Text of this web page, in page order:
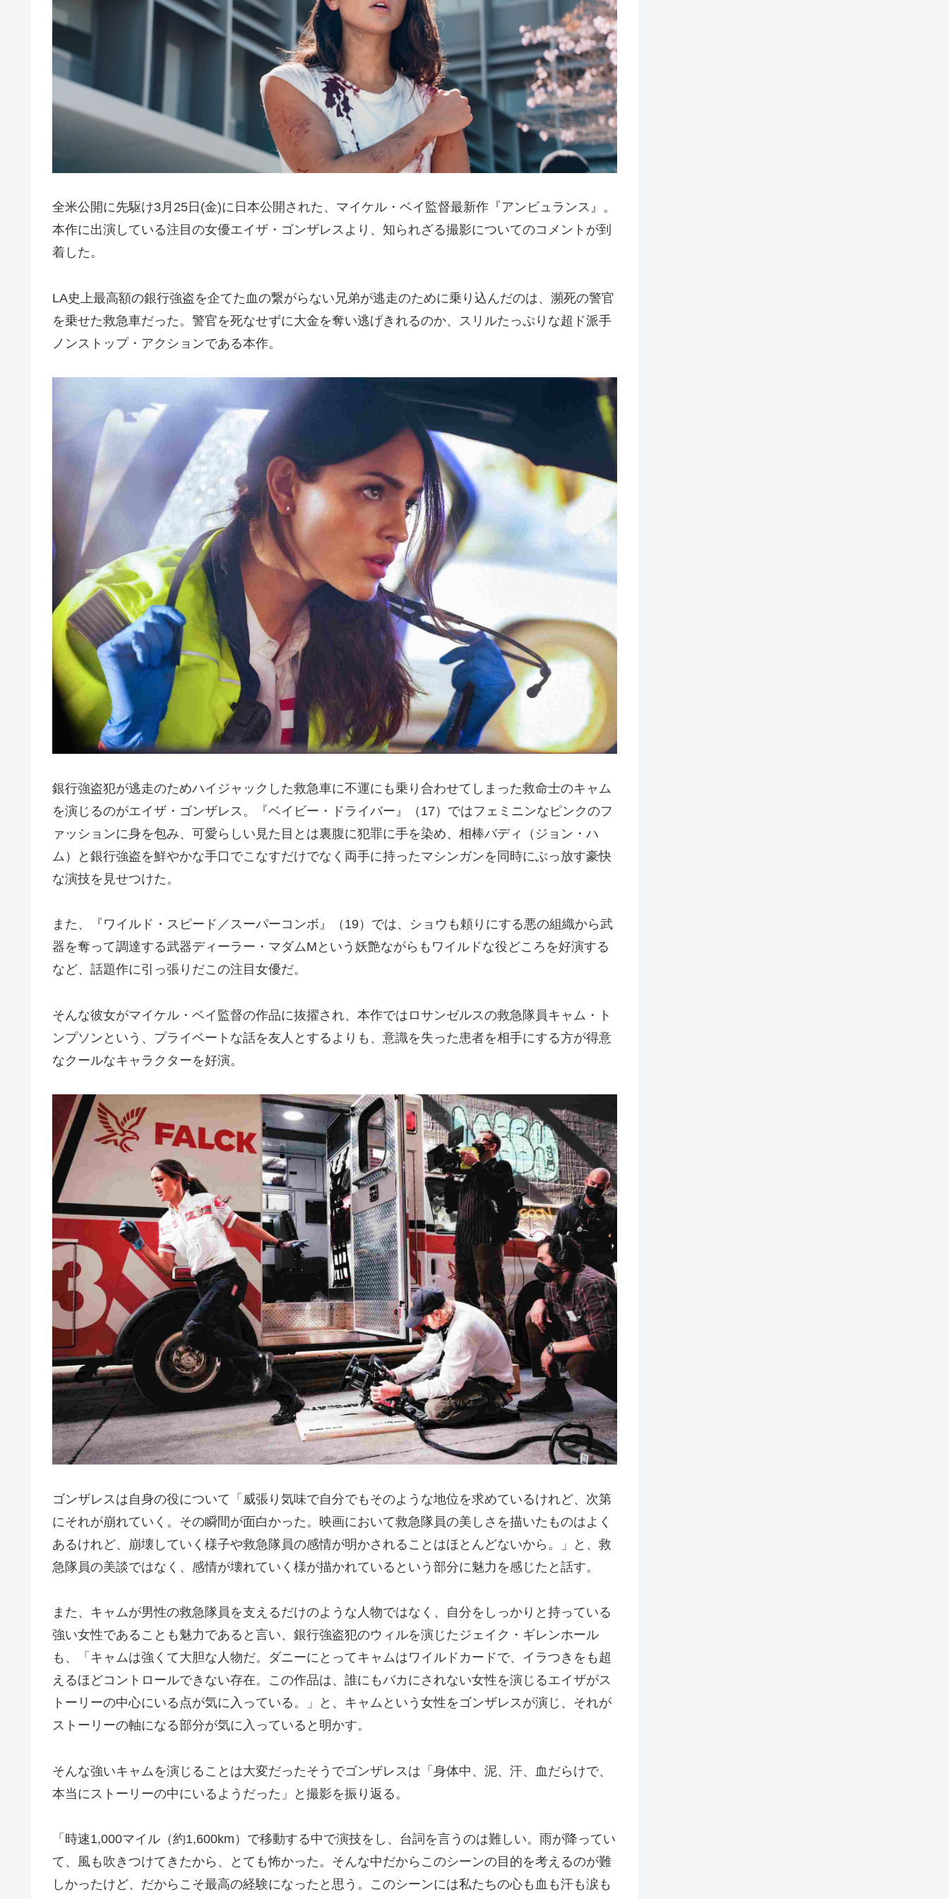
全米公開に先駆け3月25日(金)に日本公開された、マイケル・ベイ監督最新作『アンビュランス』。
本作に出演している注目の女優エイザ・ゴンザレスより、知られざる撮影についてのコメントが到
着した。
LA史上最高額の銀行強盗を企てた血の繋がらない兄弟が逃走のために乗り込んだのは、瀕死の警官
を乗せた救急車だった。警官を死なせずに大金を奪い逃げきれるのか、スリルたっぷりな超ド派手
ノンストップ・アクションである本作。
銀行強盗犯が逃走のためハイジャックした救急車に不運にも乗り合わせてしまった救命士のキャム
を演じるのがエイザ・ゴンザレス。『ベイビー・ドライバー』（17）ではフェミニンなピンクのフ
ァッションに身を包み、可愛らしい見た目とは裏腹に犯罪に手を染め、相棒バディ（ジョン・ハ
ム）と銀行強盗を鮮やかな手口でこなすだけでなく両手に持ったマシンガンを同時にぶっ放す豪快
な演技を見せつけた。
また、『ワイルド・スピード／スーパーコンボ』（19）では、ショウも頼りにする悪の組織から武
器を奪って調達する武器ディーラー・マダムMという妖艶ながらもワイルドな役どころを好演する
など、話題作に引っ張りだこの注目女優だ。
そんな彼女がマイケル・ベイ監督の作品に抜擢され、本作ではロサンゼルスの救急隊員キャム・ト
ンプソンという、プライベートな話を友人とするよりも、意識を失った患者を相手にする方が得意
なクールなキャラクターを好演。
ゴンザレスは自身の役について「威張り気味で自分でもそのような地位を求めているけれど、次第
にそれが崩れていく。その瞬間が面白かった。映画において救急隊員の美しさを描いたものはよく
あるけれど、崩壊していく様子や救急隊員の感情が明かされることはほとんどないから。」と、救
急隊員の美談ではなく、感情が壊れていく様が描かれているという部分に魅力を感じたと話す。
また、キャムが男性の救急隊員を支えるだけのような人物ではなく、自分をしっかりと持っている
強い女性であることも魅力であると言い、銀行強盗犯のウィルを演じたジェイク・ギレンホール
も、「キャムは強くて大胆な人物だ。ダニーにとってキャムはワイルドカードで、イラつきをも超
えるほどコントロールできない存在。この作品は、誰にもバカにされない女性を演じるエイザがス
トーリーの中心にいる点が気に入っている。」と、キャムという女性をゴンザレスが演じ、それが
ストーリーの軸になる部分が気に入っていると明かす。
そんな強いキャムを演じることは大変だったそうでゴンザレスは「身体中、泥、汗、血だらけで、
本当にストーリーの中にいるようだった」と撮影を振り返る。
「時速1,000マイル（約1,600km）で移動する中で演技をし、台詞を言うのは難しい。雨が降ってい
て、風も吹きつけてきたから、とても怖かった。そんな中だからこのシーンの目的を考えるのが難
しかったけど、だからこそ最高の経験になったと思う。このシーンには私たちの心も血も汗も涙も